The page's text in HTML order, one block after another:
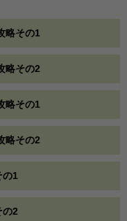
略その1
略その2
略その1
略その2
の1
の2